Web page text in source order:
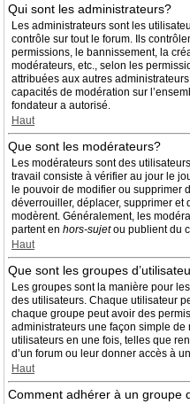
Qui sont les administrateurs?
Les administrateurs sont les
contrôle sur tout le forum. Ils
permissions, le bannissement, la
modérateurs, etc., selon les
attribuées aux autres
capacités de modération sur
fondateur a autorisé.
Haut
Que sont les modérateurs?
Les modérateurs sont des
travail consiste à vérifier au jour le
le pouvoir de modifier ou supprimer
déverrouiller, déplacer, supprimer et
modèrent. Généralement, les
partent en hors-sujetou publient du
Haut
Que sont les groupes
Les groupes sont la manière pour
des utilisateurs. Chaque utilisateur
chaque groupe peut avoir des
administrateurs une façon simple
utilisateurs en une fois, telles que
d’un forum ou leur donner accès à
Haut
Comment adhérer à un groupe